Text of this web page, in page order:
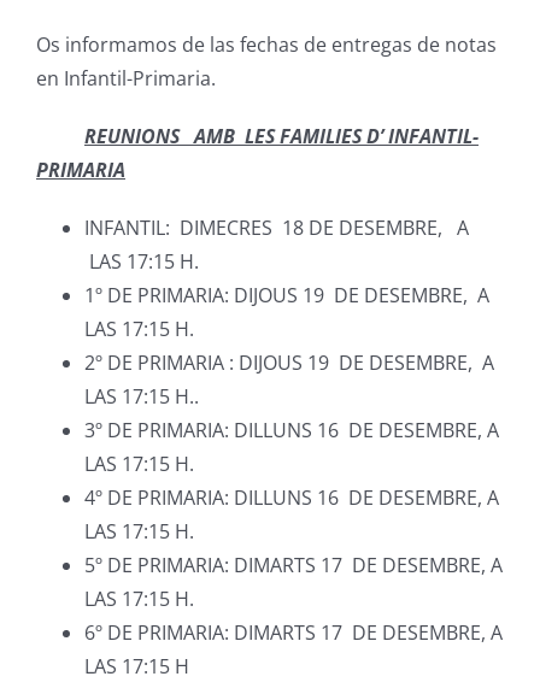
Os informamos de las fechas de entregas de notas
en Infantil-Primaria.
REUNIONS AMB LES FAMILIES D’ INFANTIL-
PRIMARIA
INFANTIL: DIMECRES 18 DE DESEMBRE, A
LAS 17:15 H.
1º DE PRIMARIA: DIJOUS 19 DE DESEMBRE, A
LAS 17:15 H.
2º DE PRIMARIA : DIJOUS 19 DE DESEMBRE, A
LAS 17:15 H..
3º DE PRIMARIA: DILLUNS 16 DE DESEMBRE, A
LAS 17:15 H.
4º DE PRIMARIA: DILLUNS 16 DE DESEMBRE, A
LAS 17:15 H.
5º DE PRIMARIA: DIMARTS 17 DE DESEMBRE, A
LAS 17:15 H.
6º DE PRIMARIA: DIMARTS 17 DE DESEMBRE, A
LAS 17:15 H